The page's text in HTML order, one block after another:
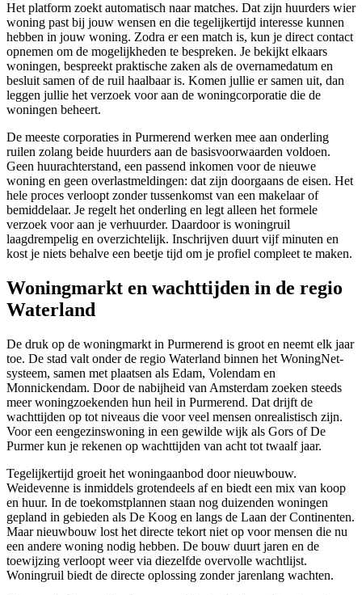
Het platform zoekt automatisch naar matches. Dat zijn huurders wier
woning past bij jouw wensen en die tegelijkertijd interesse kunnen
hebben in jouw woning. Zodra er een match is, kun je direct contact
opnemen om de mogelijkheden te bespreken. Je bekijkt elkaars
woningen, bespreekt praktische zaken als de overnamedatum en
besluit samen of de ruil haalbaar is. Komen jullie er samen uit, dan
leggen jullie het verzoek voor aan de woningcorporatie die de
woningen beheert.
De meeste corporaties in Purmerend werken mee aan onderling
ruilen zolang beide huurders aan de basisvoorwaarden voldoen.
Geen huurachterstand, een passend inkomen voor de nieuwe
woning en geen overlastmeldingen: dat zijn doorgaans de eisen. Het
hele proces verloopt zonder tussenkomst van een makelaar of
bemiddelaar. Je regelt het onderling en legt alleen het formele
verzoek voor aan je verhuurder. Daardoor is woningruil
laagdrempelig en overzichtelijk. Inschrijven duurt vijf minuten en
kost je niets behalve een beetje tijd om je profiel compleet te maken.
Woningmarkt en wachttijden in de regio
Waterland
De druk op de woningmarkt in Purmerend is groot en neemt elk jaar
toe. De stad valt onder de regio Waterland binnen het WoningNet-
systeem, samen met plaatsen als Edam, Volendam en
Monnickendam. Door de nabijheid van Amsterdam zoeken steeds
meer woningzoekenden hun heil in Purmerend. Dat drijft de
wachttijden op tot niveaus die voor veel mensen onrealistisch zijn.
Voor een eengezinswoning in een gewilde wijk als Gors of De
Purmer kun je rekenen op wachttijden van acht tot twaalf jaar.
Tegelijkertijd groeit het woningaanbod door nieuwbouw.
Weidevenne is inmiddels grotendeels af en biedt een mix van koop
en huur. In de toekomstplannen staan nog duizenden woningen
gepland in gebieden als De Koog en langs de Laan der Continenten.
Maar nieuwbouw lost het directe tekort niet op voor mensen die nu
een andere woning nodig hebben. De bouw duurt jaren en de
toewijzing verloopt weer via diezelfde overvolle wachtlijst.
Woningruil biedt de directe oplossing zonder jarenlang wachten.